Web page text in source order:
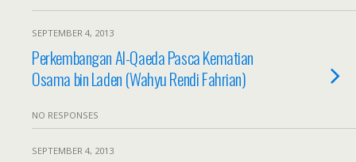
SEPTEMBER 4, 2013
Perkembangan Al-Qaeda Pasca Kematian
Osama bin Laden (Wahyu Rendi Fahrian)
NO RESPONSES
SEPTEMBER 4, 2013